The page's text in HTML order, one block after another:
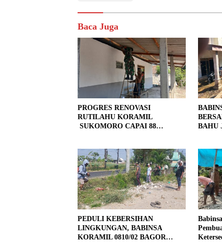
Baca Juga
PROGRES RENOVASI
RUTILAHU KORAMIL
SUKOMORO CAPAI 88
BAHU
PEDULI KEBERSIHAN
LINGKUNGAN, BABINSA
KORAMIL 0810/02 BAGOR